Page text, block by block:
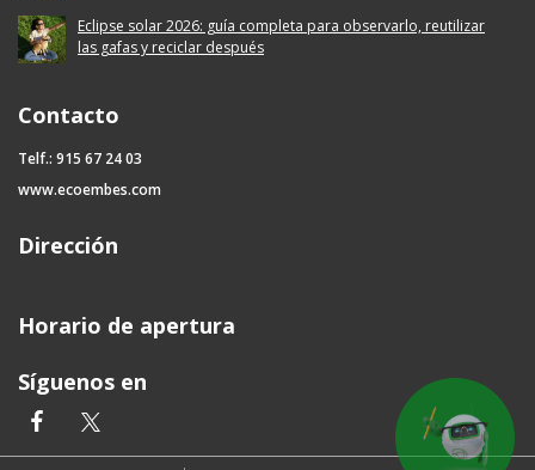
Eclipse solar 2026: guía completa para observarlo, reutilizar
las gafas y reciclar después
Contacto
Telf.: 915 67 24 03
www.ecoembes.com
Dirección
Horario de apertura
Síguenos en
facebooktwitter